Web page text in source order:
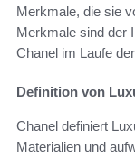
Merkmale, die sie
Merkmale sind der
Chanel im Laufe
Definition von
Chanel definiert
Materialien und